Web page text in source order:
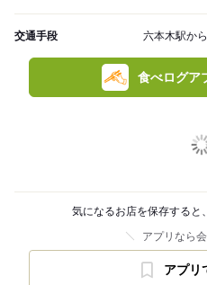
交通手段 六本木駅か
食べログア
気になるお店を保存すると
アプリなら
アプリ